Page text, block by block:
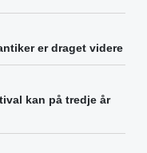
er draget videre
kan på tredje år